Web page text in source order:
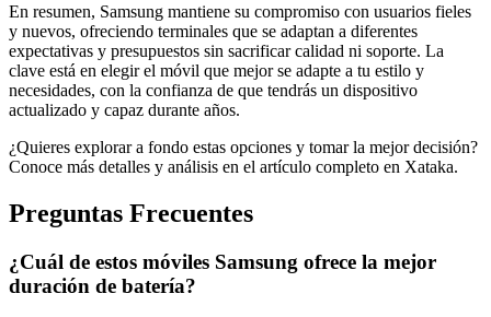
En resumen, Samsung mantiene su compromiso con usuarios fieles
y nuevos, ofreciendo terminales que se adaptan a diferentes
expectativas y presupuestos sin sacrificar calidad ni soporte. La
clave está en elegir el móvil que mejor se adapte a tu estilo y
necesidades, con la confianza de que tendrás un dispositivo
actualizado y capaz durante años.
¿Quieres explorar a fondo estas opciones y tomar la mejor decisión?
Conoce más detalles y análisis en el artículo completo en Xataka.
Preguntas Frecuentes
¿Cuál de estos móviles Samsung ofrece la mejor
duración de batería?